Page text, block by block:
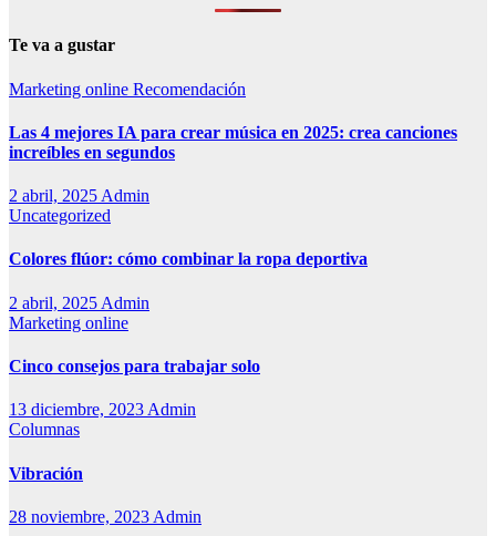
Te va a gustar
Marketing online Recomendación
Las 4 mejores IA para crear música en 2025: crea canciones
increíbles en segundos
2 abril, 2025 Admin
Uncategorized
Colores flúor: cómo combinar la ropa deportiva
2 abril, 2025 Admin
Marketing online
Cinco consejos para trabajar solo
13 diciembre, 2023 Admin
Columnas
Vibración
28 noviembre, 2023 Admin